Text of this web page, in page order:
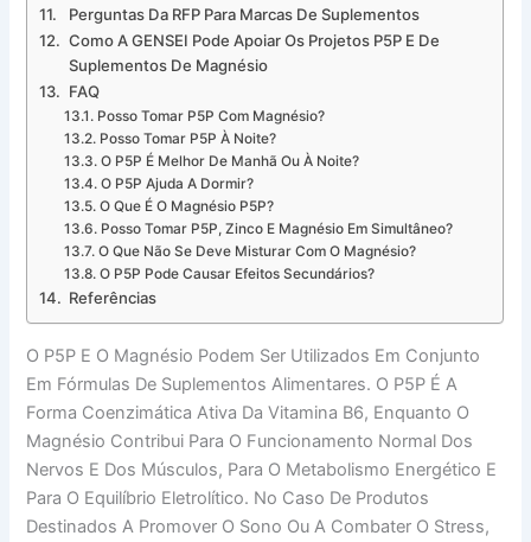
Perguntas Da RFP Para Marcas De Suplementos
Como A GENSEI Pode Apoiar Os Projetos P5P E De
Suplementos De Magnésio
FAQ
Posso Tomar P5P Com Magnésio?
Posso Tomar P5P À Noite?
O P5P É Melhor De Manhã Ou À Noite?
O P5P Ajuda A Dormir?
O Que É O Magnésio P5P?
Posso Tomar P5P, Zinco E Magnésio Em Simultâneo?
O Que Não Se Deve Misturar Com O Magnésio?
O P5P Pode Causar Efeitos Secundários?
Referências
O P5P E O Magnésio Podem Ser Utilizados Em Conjunto
Em Fórmulas De Suplementos Alimentares. O P5P É A
Forma Coenzimática Ativa Da Vitamina B6, Enquanto O
Magnésio Contribui Para O Funcionamento Normal Dos
Nervos E Dos Músculos, Para O Metabolismo Energético E
Para O Equilíbrio Eletrolítico. No Caso De Produtos
Destinados A Promover O Sono Ou A Combater O Stress,